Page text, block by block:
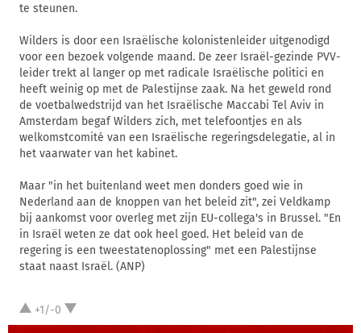
te steunen.
Wilders is door een Israëlische kolonistenleider uitgenodigd
voor een bezoek volgende maand. De zeer Israël-gezinde PVV-
leider trekt al langer op met radicale Israëlische politici en
heeft weinig op met de Palestijnse zaak. Na het geweld rond
de voetbalwedstrijd van het Israëlische Maccabi Tel Aviv in
Amsterdam begaf Wilders zich, met telefoontjes en als
welkomstcomité van een Israëlische regeringsdelegatie, al in
het vaarwater van het kabinet.
Maar "in het buitenland weet men donders goed wie in
Nederland aan de knoppen van het beleid zit", zei Veldkamp
bij aankomst voor overleg met zijn EU-collega's in Brussel. "En
in Israël weten ze dat ook heel goed. Het beleid van de
regering is een tweestatenoplossing" met een Palestijnse
staat naast Israël. (ANP)
+1/-0